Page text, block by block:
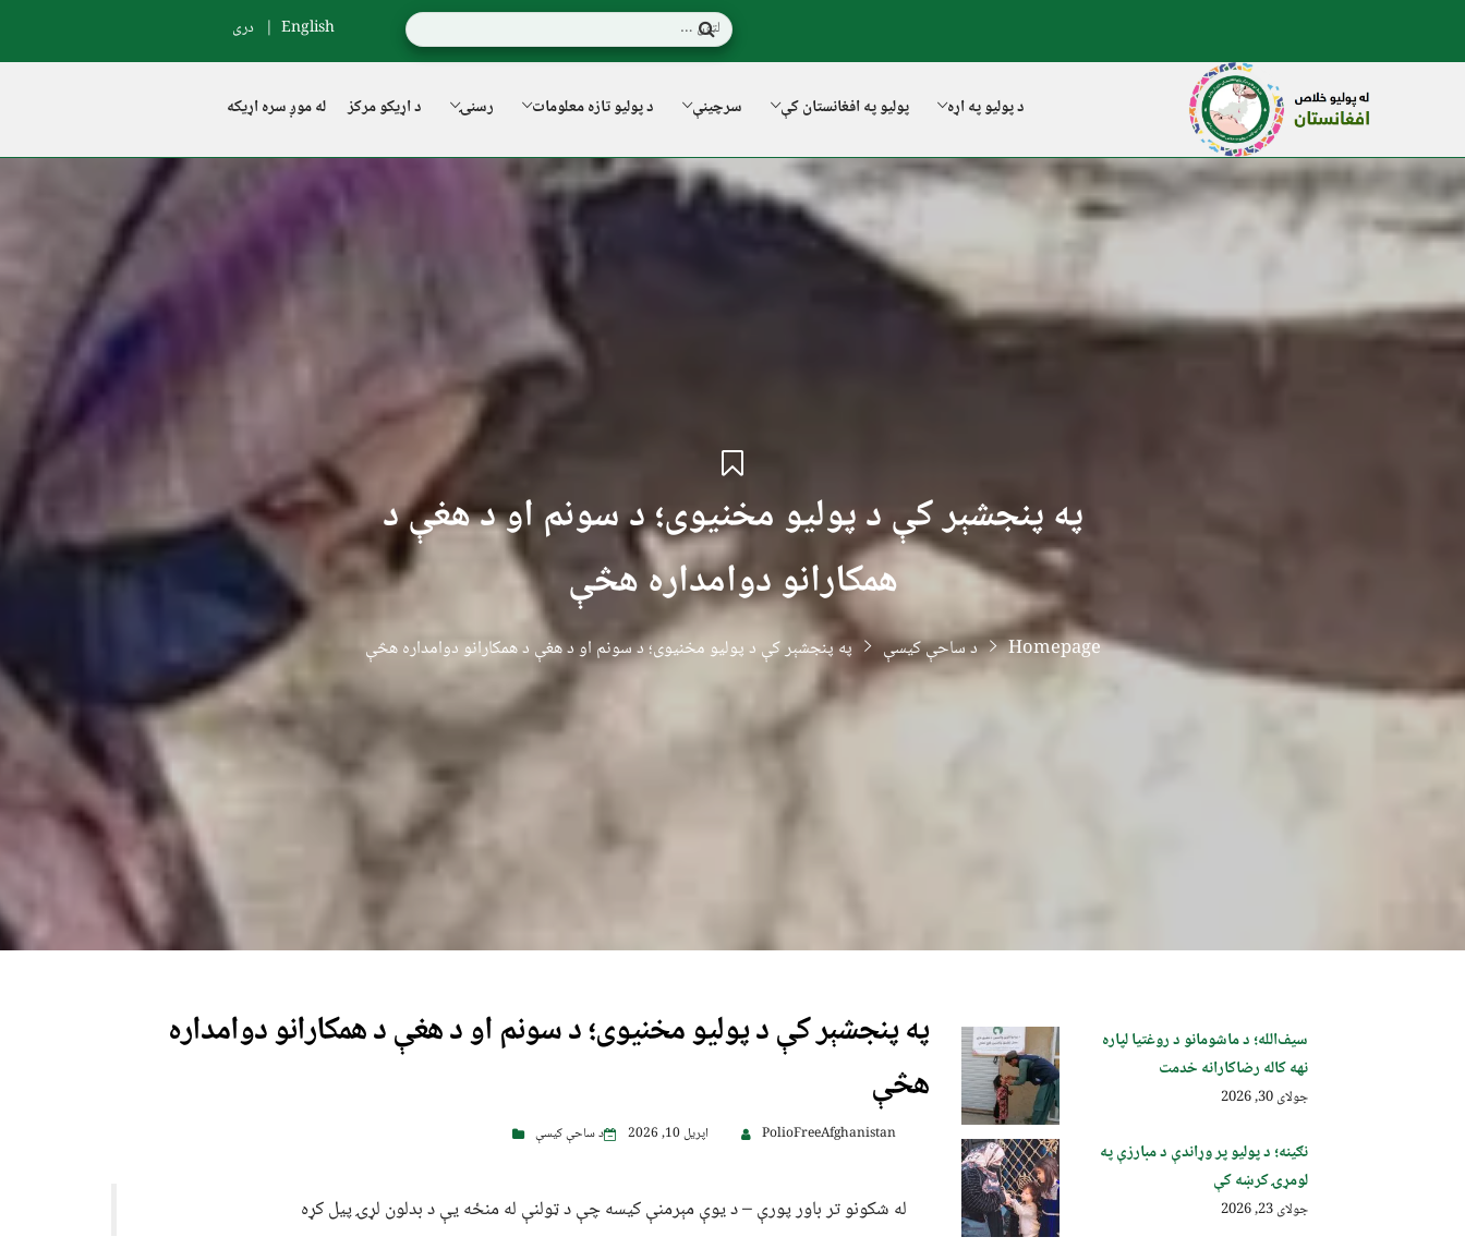
English دری
د پولیو په اړه پولیو په افغانستان کې سرچینې د پولیو تازه معلومات رسنۍ د اړیکو مرکز له موږ سره اړیکه
په پنجشېر کې د پولیو مخنیوی؛ د سونم او د هغې د
همکارانو دوامداره هڅې
Homepage د ساحې کیسې په پنجشېر کې د پولیو مخنیوی؛ د سونم او د هغې د همکارانو دوامداره هڅې
په پنجشېر کې د پولیو مخنیوی؛ د سونم او د هغې د همکارانو دوامداره
هڅې
PolioFreeAfghanistan اپریل 10, 2026 د ساحې کیسې
له شکونو تر باور پورې – د یوې مېرمنې کیسه چې د ټولنې له منځه یې د بدلون لړۍ پیل کړه
سیف‌الله؛ د ماشومانو د روغتیا لپاره
نهه کاله رضاکارانه خدمت
جولای 30, 2026
نګینه؛ د پولیو پر وړاندې د مبارزې په
لومړۍ کرښه کې
جولای 23, 2026